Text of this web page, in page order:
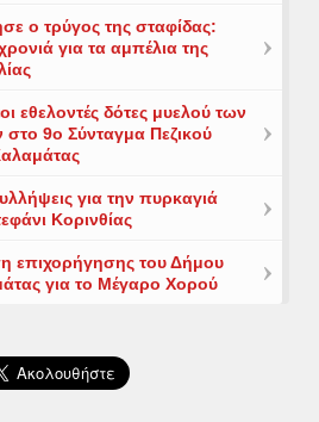
ο τρύγος της σταφίδας:
για τα αμπέλια της
εθελοντές δότες μυελού των
9ο Σύνταγμα Πεζικού
για την πυρκαγιά
Κορινθίας
επιχορήγησης του Δήμου
για το Μέγαρο Χορού